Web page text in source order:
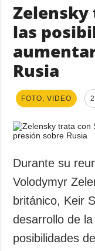
las
Rusia
FOTO, VIDEO
Durante su
Volodymyr
británico, Keir
desarrollo de
posibilidades